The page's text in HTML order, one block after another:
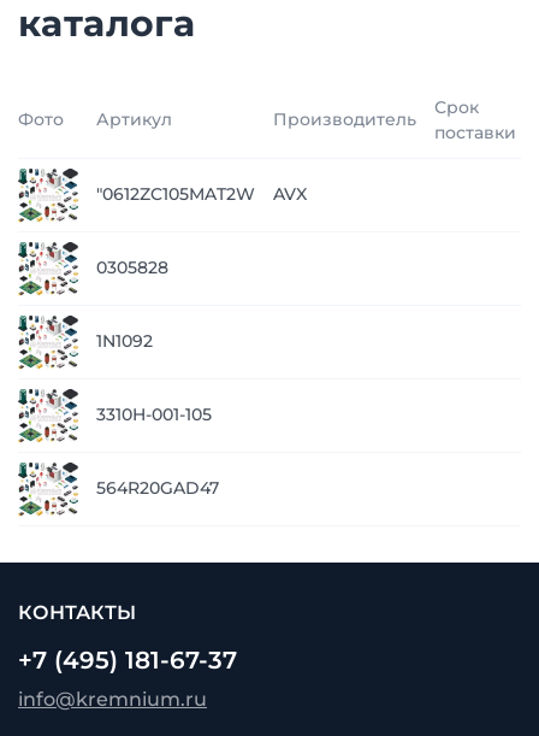
каталога
Фото Артикул Производитель
Срок
поставки
"0612ZC105MAT2W AVX
0305828
1N1092
3310H-001-105
564R20GAD47
КОНТАКТЫ
+7 (495) 181-67-37
info@kremnium.ru